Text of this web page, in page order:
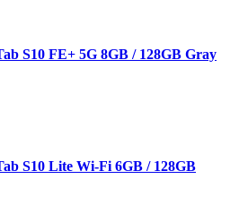
S10 FE+ 5G 8GB / 128GB Gray
S10 Lite Wi-Fi 6GB / 128GB